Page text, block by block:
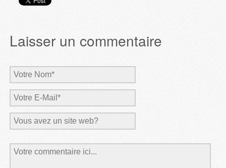
Laisser un commentaire